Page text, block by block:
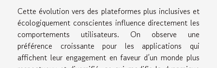
Cette évolution vers des plateformes plus inclusives et
écologiquement conscientes influence directement les
comportements utilisateurs. On observe une
préférence croissante pour les applications qui
affichent leur engagement en faveur d’un monde plus